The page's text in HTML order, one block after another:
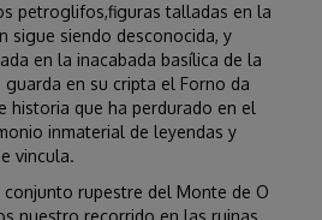
petroglifos,figuras talladas en la
sigue siendo desconocida, y
en la inacabada basílica de la
en su cripta el Forno da
historia que ha perdurado en el
inmaterial de leyendas y
vincula.
rupestre del Monte de O